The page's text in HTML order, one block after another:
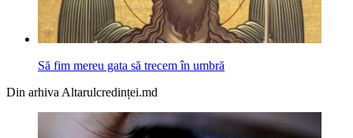
Să fim mereu gata să trecem în umbră
Din arhiva Altarulcredinței.md